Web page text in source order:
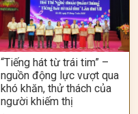
“Tiếng hát từ trái tim” –
nguồn động lực vượt qua
khó khăn, thử thách của
người khiếm thị